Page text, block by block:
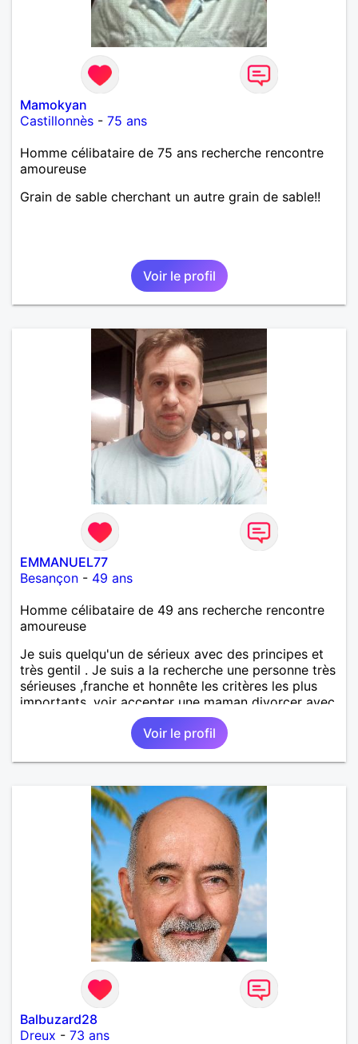
Mamokyan
Castillonnès - 75 ans
Homme célibataire de 75 ans recherche rencontre
amoureuse
Grain de sable cherchant un autre grain de sable!!
Voir le profil
EMMANUEL77
Besançon - 49 ans
Homme célibataire de 49 ans recherche rencontre
amoureuse
Je suis quelqu'un de sérieux avec des principes et
très gentil . Je suis a la recherche une personne très
sérieuses ,franche et honnête les critères les plus
importants, voir accepter une maman divorcer avec
son enfant il n y a aucun problème. S' abstenir au
personne non sérieuse merci. Recherche dans un
premier temps dialogue et apprendre à connaître la
personne puis dans un deuxième temps relation plus
professionnelle et agent de sécurité privée et
agents SIAP1. ET télésurveillance et vidéo
protection dans les casino supermarché. en CDI
Mes passions. Sont la robotique ,vtt ,Echeque
,astronomie . Service militaire belfort 35 régiment d
infanterie et engager sur 5 ans.de (1998 a 2003.)
Divers je fait en moyenne 6 km de marche par jour
a pieds. A la fin de mon travail a mon domicile. J 'ai
un rêve cet de construire une vie a deux en
harmonie. Si je pourrais lui décrocher la lune je le
ferais. A chaque fois que je vois un beau ciel étoilé
je rêve d' être avec quelqu'un.
Voir le profil
Balbuzard28
Dreux - 73 ans